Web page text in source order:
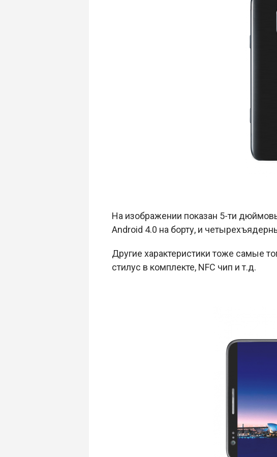
На изображении показан 5-ти
Android 4.0 на борту, и
Другие характеристики тоже самые
стилус в комплекте, NFC чип и т.д.